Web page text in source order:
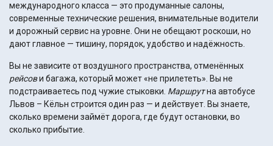
международного класса — это продуманные салоны,
современные технические решения, внимательные водители
и дорожный сервис на уровне. Они не обещают роскоши, но
дают главное — тишину, порядок, удобство и надёжность.
Вы не зависите от воздушного пространства, отменённых
рейсови багажа, который может «не прилететь». Вы не
подстраиваетесь под чужие стыковки. Маршрутна автобусе
Львов – Кёльн строится один раз — и действует. Вы знаете,
сколько времени займёт дорога, где будут остановки, во
сколько прибытие.